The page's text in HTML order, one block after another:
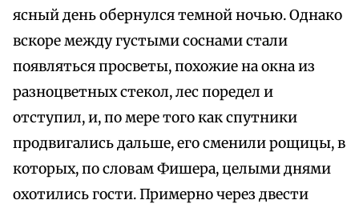
ясный день обернулся темной ночью. Однако
вскоре между густыми соснами стали
появляться просветы, похожие на окна из
разноцветных стекол, лес поредел и
отступил, и, по мере того как спутники
продвигались дальше, его сменили рощицы, в
которых, по словам Фишера, целыми днями
охотились гости. Примерно через двести